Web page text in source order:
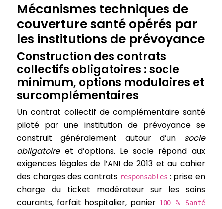
Mécanismes techniques de
couverture santé opérés par
les institutions de prévoyance
Construction des contrats
collectifs obligatoires : socle
minimum, options modulaires et
surcomplémentaires
Un contrat collectif de complémentaire santé
piloté par une institution de prévoyance se
construit généralement autour d’un socle
obligatoireet d’options. Le socle répond aux
exigences légales de l’ANI de 2013 et au cahier
des charges des contrats responsables : prise en
charge du ticket modérateur sur les soins
courants, forfait hospitalier, panier 100 % Santé